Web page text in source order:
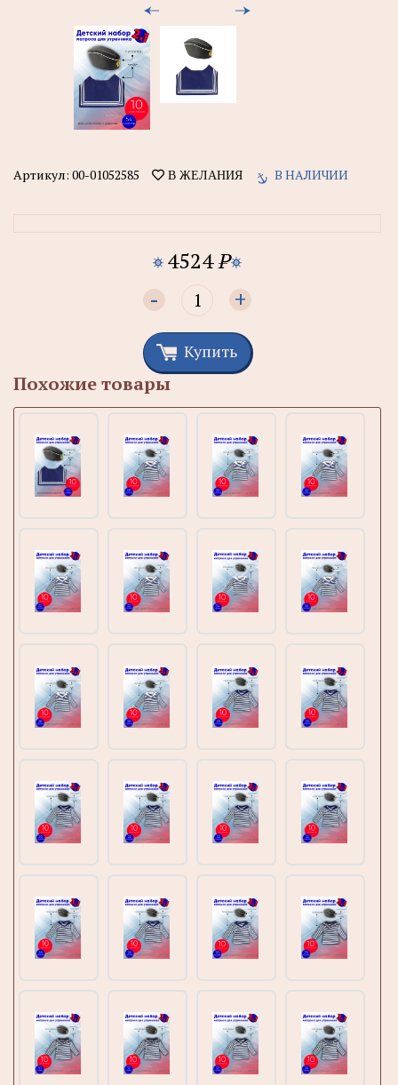
Артикул: 00-01052585 В ЖЕЛАНИЯ В НАЛИЧИИ
4524P
- +
Купить
Похожие товары